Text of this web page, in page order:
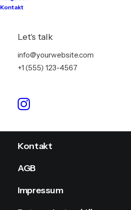
Kontakt
Let's talk
info@yourwebsite.com
+1 (555) 123-4567
Tontechnik
Videotechnik
Info
Kontakt
AGB
Impressum